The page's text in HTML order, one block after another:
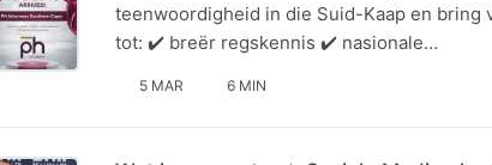
teenwoordigheid in die Suid-Kaap en bring
tot: ✔️ breër regskennis ✔️ nasionale…
5 MAR 6 MIN